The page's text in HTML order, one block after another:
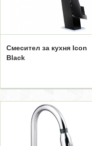
Смесител за кухня Icon
Black